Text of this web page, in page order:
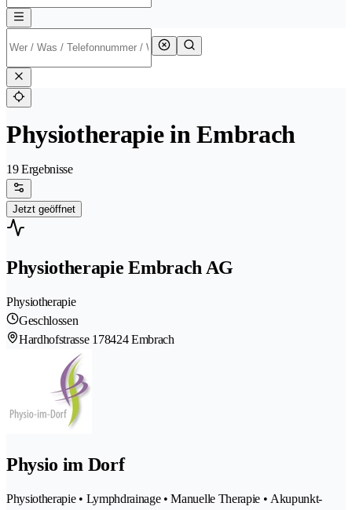
Physiotherapie in Embrach
19 Ergebnisse
Jetzt geöffnet
Physiotherapie Embrach AG
Physiotherapie
Geschlossen
Hardhofstrasse 178424 Embrach
Physio im Dorf
Physiotherapie • Lymphdrainage • Manuelle Therapie • Akupunkt-